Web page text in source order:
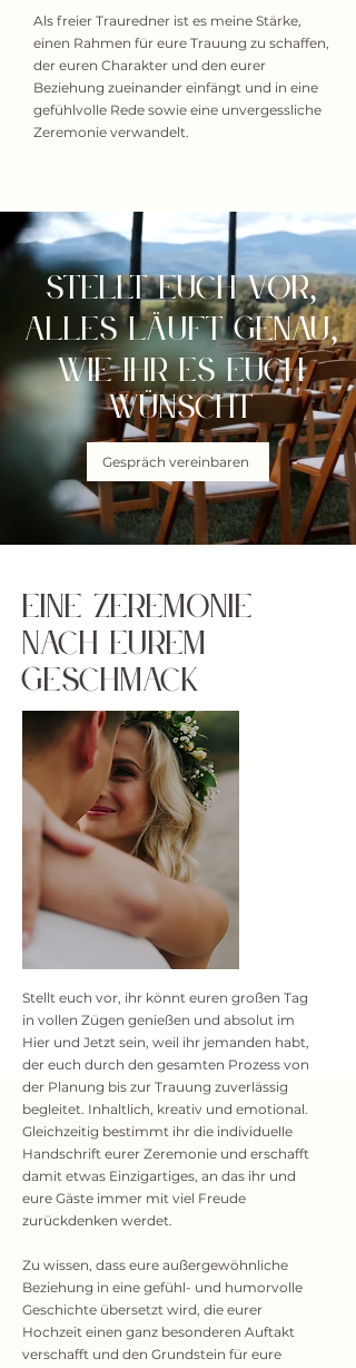
Als freier Trauredner ist es meine Stärke,
einen Rahmen für eure Trauung zu schaffen,
der euren Charakter und den eurer
Beziehung zueinander einfängt und in eine
gefühlvolle Rede sowie eine unvergessliche
Zeremonie verwandelt.
Stellt euch vor,
alles läuft genau,
wie ihr es euch
wünscht
Gespräch vereinbaren
Eine Zeremonie
nach eurem
geschmack
Stellt euch vor, ihr könnt euren großen Tag
in vollen Zügen genießen und absolut im
Hier und Jetzt sein, weil ihr jemanden habt,
der euch durch den gesamten Prozess von
der Planung bis zur Trauung zuverlässig
begleitet. Inhaltlich, kreativ und emotional.
Gleichzeitig bestimmt ihr die individuelle
Handschrift eurer Zeremonie und erschafft
damit etwas Einzigartiges, an das ihr und
eure Gäste immer mit viel Freude
zurückdenken werdet.
Zu wissen, dass eure außergewöhnliche
Beziehung in eine gefühl- und humorvolle
Geschichte übersetzt wird, die eurer
Hochzeit einen ganz besonderen Auftakt
verschafft und den Grundstein für eure